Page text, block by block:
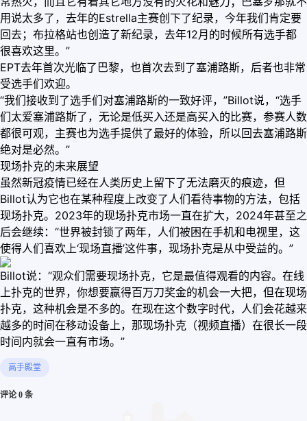
用说太多了，去年的Estrella主赛创下了纪录，今年我们肯定要
回去；布拉格站也创造了新纪录，去年12月的时候所有选手都
很喜欢这里。”
EPT去年首次光临了巴黎，也首次去到了塞浦路斯，后者也非常
受选手们欢迎。
“我们接收到了选手们对塞浦路斯的一致好评，”Billot说，“选手
们太爱塞浦路斯了，无论是低买入还是高买入的比赛，参赛人数
都很可观，主赛也为选手提供了最好的体验，所以回去塞浦路斯
绝对是必然。”
现场扑克的未来展望
虽然新冠疫情已经在人类历史上留下了无法磨灭的痕迹，但
Billot认为它也在某种程度上改变了人们看待事物的方法，包括
现场扑克。2023年的现场扑克市场一直在扩大，2024年甚至之
后会继续：“世界被封锁了两年，人们被困在手机和电视里，这
使得人们喜欢上‘现场直播’这件事，现场扑克是从中受益的。”
Billot说：“观众们需要现场扑克，它是最值得观看的内容。在线
上扑克的世界，你想要赢得百万刀奖金的机会一大把，但在现场
扑克，这种机会是不多的。在现在这个数字时代，人们会花越来
越多的时间在移动设备上，那现场扑克（视频直播）在很长一段
时间内就会一直有市场。”
高手殿堂
评论 0 条